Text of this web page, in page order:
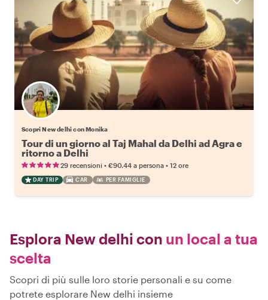
Scopri New delhi con Monika
Tour di un giorno al Taj Mahal da Delhi ad Agra e
ritorno a Delhi
29 recensioni • €90.44 a persona • 12 ore
DAY TRIP CAR PER FAMIGLIE
Esplora New delhi con un local a tua
scelta
Scopri di più sulle loro storie personali e su come
potrete esplorare New delhi insieme